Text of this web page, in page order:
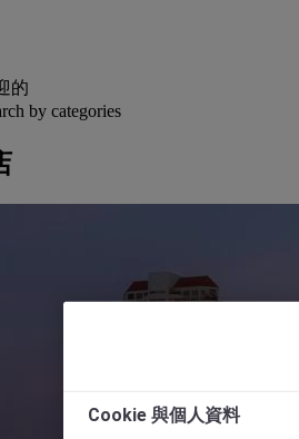
的
by categories
Cookie 與個人資料